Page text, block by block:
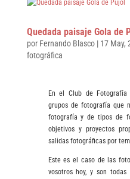
Quedada paisaje Gola de
por Fernando Blasco| 17 May,
fotográfica
En el Club de Fotografía
grupos de fotografía que
fotografía y de tipos de
objetivos y proyectos
salidas fotográficas por
Este es el caso de las
vosotros hoy, y son